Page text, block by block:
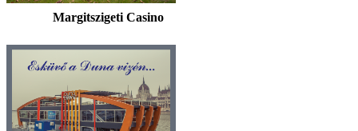
Margitszigeti Casino